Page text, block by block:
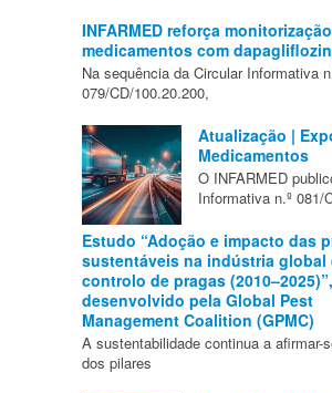
INFARMED reforça
medicamentos com
Na sequência da Circular Informativa
079/CD/100.20.200,
Atualização |
Medicamentos
O INFARMED
Informativa n.º 081/
Estudo “Adoção e impacto das
sustentáveis na indústria global
controlo de pragas (2010–2025)”,
desenvolvido pela Global Pest
Management Coalition (GPMC)
A sustentabilidade continua a afirmar-
dos pilares